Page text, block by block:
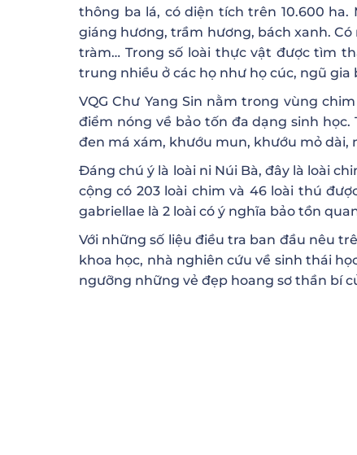
thông ba lá, có diện tích trên 10.600
giáng hương, trầm hương, bách xanh.
tràm… Trong số loài thực vật được tìm
trung nhiều ở các họ như họ cúc, ngũ gia
VQG Chư Yang Sin nằm trong vùng
điểm nóng về bảo tốn đa dạng sinh
đen má xám, khướu mun, khướu mỏ dài,
Đáng chú ý là loài ni Núi Bà, đây là loài
cộng có 203 loài chim và 46 loài thú
gabriellae là 2 loài có ý nghĩa bảo tồn
Với những số liệu điều tra ban đầu nêu
khoa học, nhà nghiên cứu về sinh thái
ngưỡng những vẻ đẹp hoang sơ thần bí